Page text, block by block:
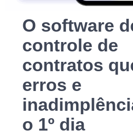
O software
controle de
contratos
erros e
o 1º dia